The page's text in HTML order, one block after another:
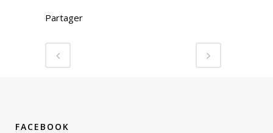
Partager
FACEBOOK